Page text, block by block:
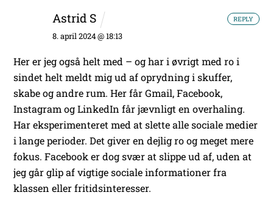
Astrid S
8. april 2024 @ 18:13
Her er jeg også helt med – og har i øvrigt med ro i
sindet helt meldt mig ud af oprydning i skuffer,
skabe og andre rum. Her får Gmail, Facebook,
Instagram og LinkedIn får jævnligt en overhaling.
Har eksperimenteret med at slette alle sociale medier
i lange perioder. Det giver en dejlig ro og meget mere
fokus. Facebook er dog svær at slippe ud af, uden at
jeg går glip af vigtige sociale informationer fra
klassen eller fritidsinteresser.
REPLY